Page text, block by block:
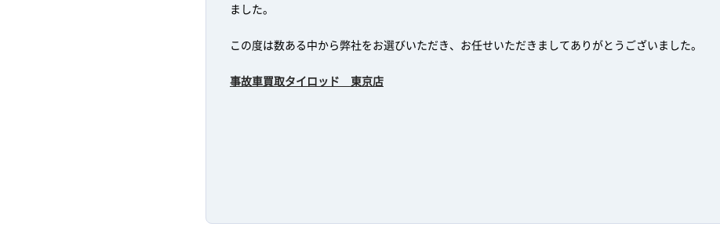
ました。
この度は数ある中から弊社をお選びいただき、お任せいただきましてありがとうございました。
事故車買取タイロッド 東京店